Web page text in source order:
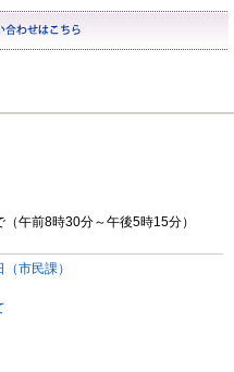
午前8時30分～午後5時15分）
市民課）